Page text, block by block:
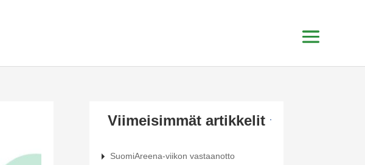
Viimeisimmät artikkelit
SuomiAreena-viikon vastaanotto